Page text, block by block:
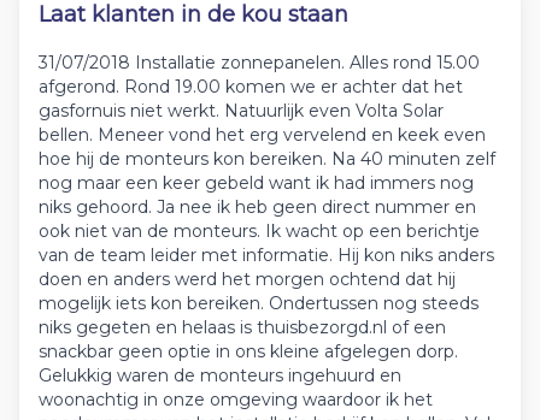
Laat klanten in de kou staan
31/07/2018 Installatie zonnepanelen. Alles rond 15.00
afgerond. Rond 19.00 komen we er achter dat het
gasfornuis niet werkt. Natuurlijk even Volta Solar
bellen. Meneer vond het erg vervelend en keek even
hoe hij de monteurs kon bereiken. Na 40 minuten zelf
nog maar een keer gebeld want ik had immers nog
niks gehoord. Ja nee ik heb geen direct nummer en
ook niet van de monteurs. Ik wacht op een berichtje
van de team leider met informatie. Hij kon niks anders
doen en anders werd het morgen ochtend dat hij
mogelijk iets kon bereiken. Ondertussen nog steeds
niks gegeten en helaas is thuisbezorgd.nl of een
snackbar geen optie in ons kleine afgelegen dorp.
Gelukkig waren de monteurs ingehuurd en
woonachtig in onze omgeving waardoor ik het